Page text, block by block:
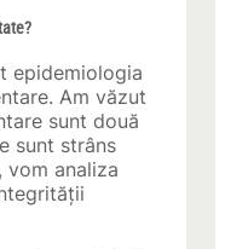
epidemiologia
Am văzut
sunt două
sunt strâns
vom analiza